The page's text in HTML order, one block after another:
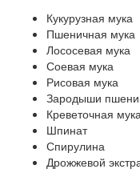
Кукурузная мука
Пшеничная мука
Лососевая мука
Соевая мука
Рисовая мука
Зародыши
Креветочная
Шпинат
Спирулина
Дрожжевой